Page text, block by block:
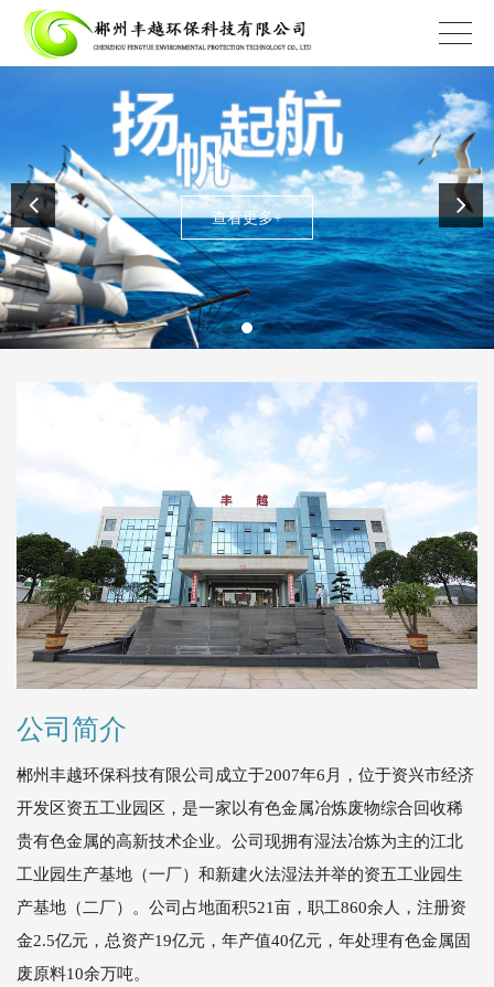
查看更多+
公司简介
郴州丰越环保科技有限公司成立于2007年6月，位于资兴市经济
开发区资五工业园区，是一家以有色金属冶炼废物综合回收稀
贵有色金属的高新技术企业。公司现拥有湿法冶炼为主的江北
工业园生产基地（一厂）和新建火法湿法并举的资五工业园生
产基地（二厂）。公司占地面积521亩，职工860余人，注册资
金2.5亿元，总资产19亿元，年产值40亿元，年处理有色金属固
废原料10余万吨。